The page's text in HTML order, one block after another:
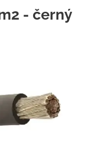
- černý